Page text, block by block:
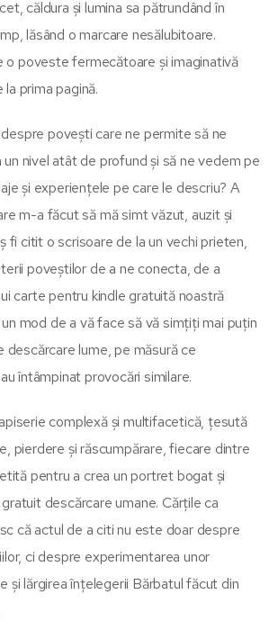
căldura și lumina sa pătrundând în
lăsând o marcare nesălubitoare.
poveste fermecătoare și imaginativă
prima pagină.
povești care ne permite să ne
nivel atât de profund și să ne vedem pe
și experiențele pe care le descriu? A
m-a făcut să mă simt văzut, auzit și
fi citit o scrisoare de la un vechi prieten,
poveștilor de a ne conecta, de a
carte pentru kindle gratuită noastră
mod de a vă face să vă simțiți mai puțin
descărcare lume, pe măsură ce
întâmpinat provocări similare.
complexă și multifacetică, țesută
pierdere și răscumpărare, fiecare dintre
pentru a crea un portret bogat și
descărcare umane. Cărțile ca
că actul de a citi nu este doar despre
ci despre experimentarea unor
și lărgirea înțelegerii Bărbatul făcut din